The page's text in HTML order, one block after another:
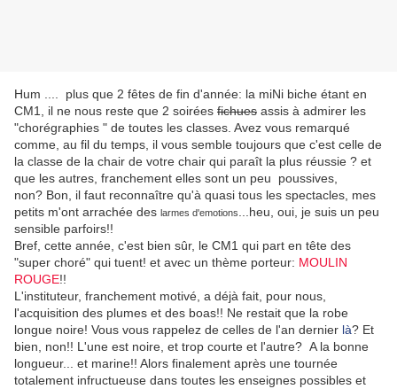
Hum .... plus que 2 fêtes de fin d'année: la miNi biche étant en
CM1, il ne nous reste que 2 soirées fichues assis à admirer les
"chorégraphies " de toutes les classes. Avez vous remarqué
comme, au fil du temps, il vous semble toujours que c'est celle de
la classe de la chair de votre chair qui paraît la plus réussie ? et
que les autres, franchement elles sont un peu poussives,
non? Bon, il faut reconnaître qu'à quasi tous les spectacles, mes
petits m'ont arrachée des larmes d'emotions
...heu, oui, je suis un peu
sensible parfoirs!!
Bref, cette année, c'est bien sûr, le CM1 qui part en tête des
"super choré" qui tuent! et avec un thème porteur: MOULIN
ROUGE!!
L'instituteur, franchement motivé, a déjà fait, pour nous,
l'acquisition des plumes et des boas!! Ne restait que la robe
longue noire! Vous vous rappelez de celles de l'an dernier là? Et
bien, non!! L'une est noire, et trop courte et l'autre? A la bonne
longueur... et marine!! Alors finalement après une tournée
totalement infructueuse dans toutes les enseignes possibles et